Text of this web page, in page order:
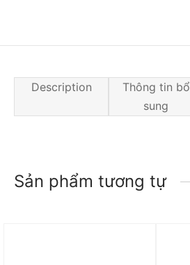
Description
Thông tin bổ
sung
Sản phẩm tương tự